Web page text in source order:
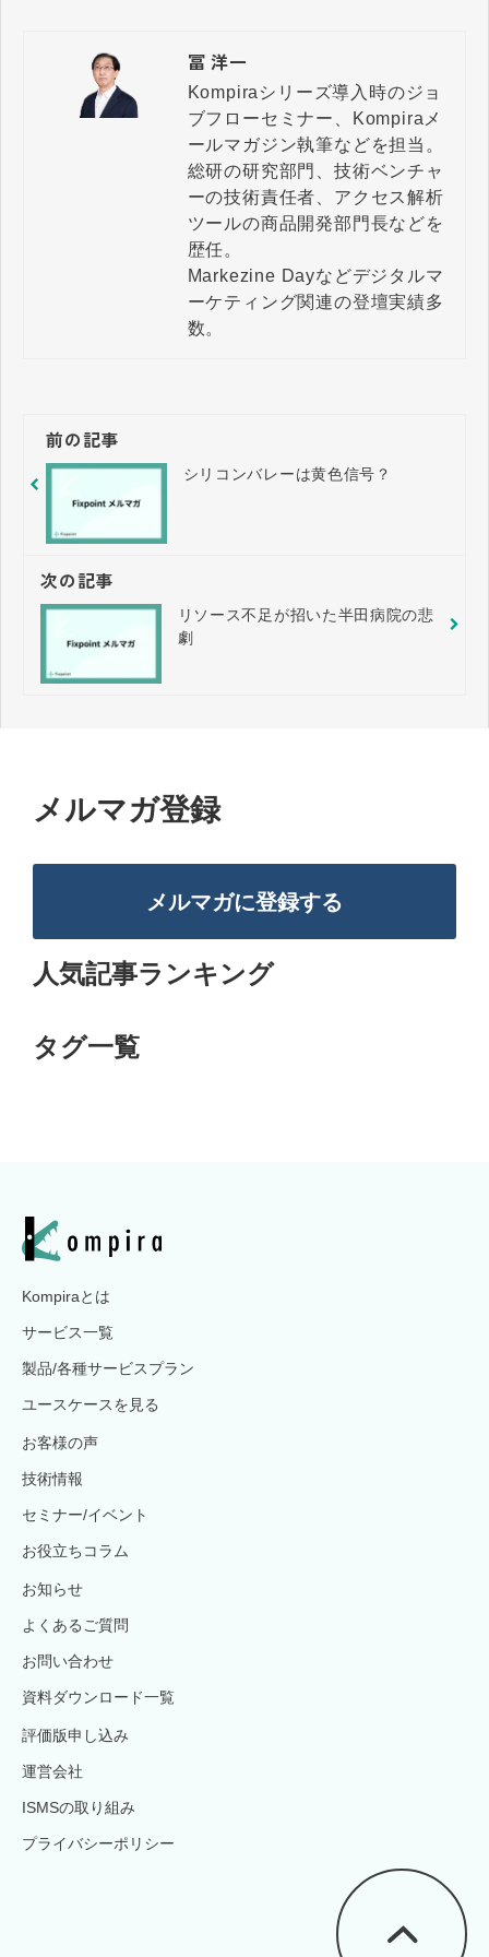
冨 洋一
Kompiraシリーズ導入時のジョ
ブフローセミナー、Kompiraメ
ールマガジン執筆などを担当。
総研の研究部門、技術ベンチャ
ーの技術責任者、アクセス解析
ツールの商品開発部門長などを
歴任。
Markezine Dayなどデジタルマ
ーケティング関連の登壇実績多
数。
前の記事
シリコンバレーは黄色信号？
次の記事
リソース不足が招いた半田病院の悲
劇
メルマガ登録
メルマガに登録する
人気記事ランキング
タグ一覧
Kompiraとは
サービス一覧
製品/各種サービスプラン
ユースケースを見る
お客様の声
技術情報
セミナー/イベント
お役立ちコラム
お知らせ
よくあるご質問
お問い合わせ
資料ダウンロード一覧
評価版申し込み
運営会社
ISMSの取り組み
プライバシーポリシー